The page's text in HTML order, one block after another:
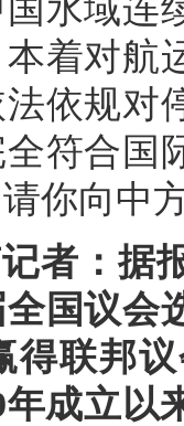
水域连
着对航
依规对
符合国
你向中
者：据
国议会
得联邦
年成立以